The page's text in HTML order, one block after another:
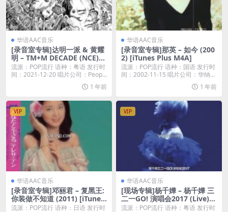
华语AAC音乐
[录音室专辑]达明一派 & 黄耀
明 – TM+M DECADE (NCE)
(2021) [iTunes Plus M4A]
流派：POP流行 语种：粤语 发行时
间：2021-12-20 唱片公司：Peop...
1 年前
华语AAC音乐
[录音室专辑]那英 – 如今 (200
2) [iTunes Plus M4A]
流派：POP流行 语种：国语 发行时
间：2002-11-15 唱片公司：华纳唱
1 年前
VIP
华语AAC音乐
[录音室专辑]邓丽君 – 复黑王:
你装做不知道 (2011) [iTunes
Plus M4A]
流派：POP流行 语种：日语 发行时
VIP
华语AAC音乐
[现场专辑]杨千嬅 – 杨千嬅 三
二一GO! 演唱会2017 (Live) [i
Tunes Plus M4A]
流派：POP流行 语种：粤语 发行时